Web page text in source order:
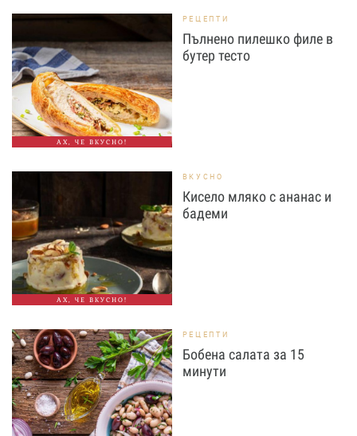
АХ, ЧЕ ВКУСНО!
РЕЦЕПТИ
Пълнено пилешко филе в
бутер тесто
АХ, ЧЕ ВКУСНО!
ВКУСНО
Кисело мляко с ананас и
бадеми
РЕЦЕПТИ
Бобена салата за 15
минути